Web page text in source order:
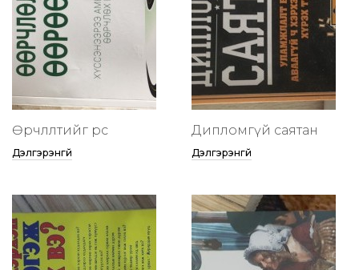
Өөрчлөлтийг өөрөөсөө
Дэлгэрэнгүй
Дипломгүй саятан
Дэлгэрэнгүй